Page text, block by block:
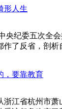
形人生
委五次全会
作了反省，剖
，要靠教育
江省杭州市萧